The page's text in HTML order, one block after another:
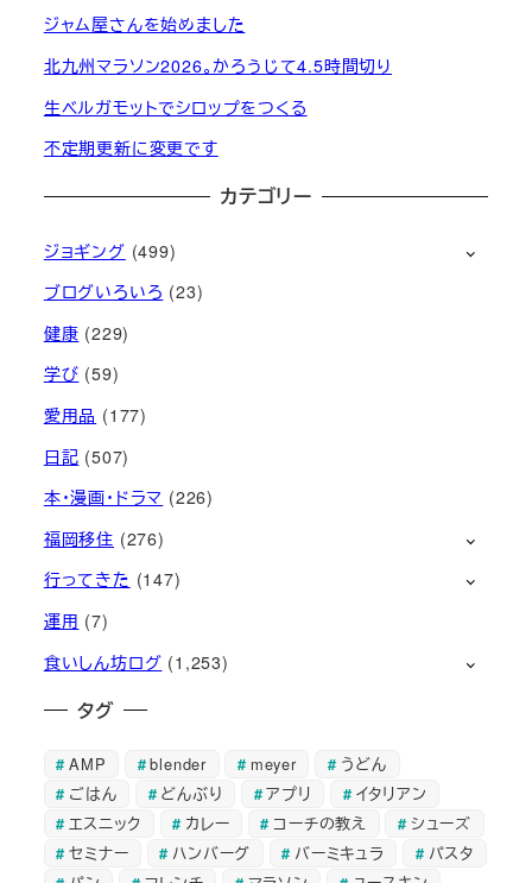
ジャム屋さんを始めました
北九州マラソン2026。かろうじて4.5時間切り
生ベルガモットでシロップをつくる
不定期更新に変更です
カテゴリー
ジョギング (499)
ブログいろいろ (23)
健康 (229)
学び (59)
愛用品 (177)
日記 (507)
本・漫画・ドラマ (226)
福岡移住 (276)
行ってきた (147)
運用 (7)
食いしん坊ログ (1,253)
タグ
AMP blender meyer
うどん
ごはん
どんぶり アプリ
イタリアン
エスニック
カレー コーチの教え
シューズ
セミナー
ハンバーグ バーミキュラ
パスタ